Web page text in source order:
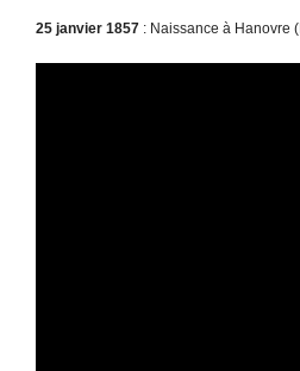
25 janvier 1857 : Naissance à Hanovre